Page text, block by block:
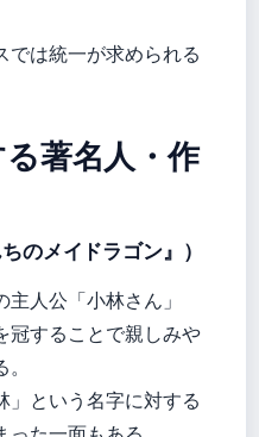
では統一が求められる
る著名人・作
のメイドラゴン』）
人公「小林さん」
冠することで親しみや
」という名字に対する